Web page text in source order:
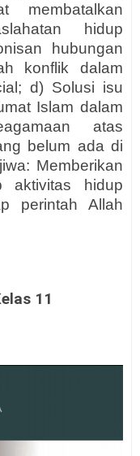
membatalkan
hidup
hubungan
konflik dalam
d) Solusi isu
Islam dalam
atas
belum ada di
Memberikan
aktivitas hidup
perintah Allah
11